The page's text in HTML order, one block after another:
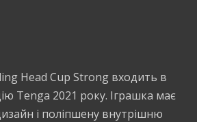
Head Cup Strong входить в
Tenga 2021 року. Іграшка має
і поліпшену внутрішню